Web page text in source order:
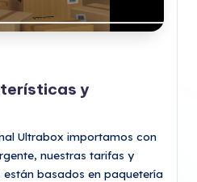
y
Ultrabox importamos con
nuestras tarifas y
basados en paquetería